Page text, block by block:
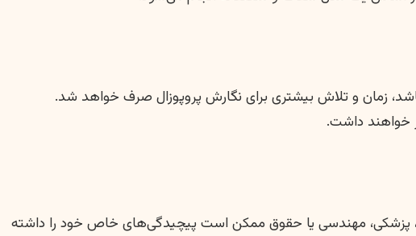
زمان و تلاش بیشتری برای نگارش پروپوزال صرف خواهد شد.
خواهند داشت.
پزشکی، مهندسی یا حقوق ممکن است پیچیدگی‌های خاص خود را داشته